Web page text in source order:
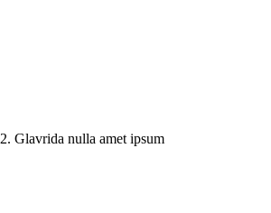
2. Glavrida nulla amet ipsum